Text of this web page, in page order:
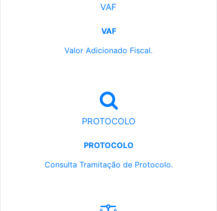
VAF
VAF
Valor Adicionado Fiscal.
PROTOCOLO
PROTOCOLO
Consulta Tramitação de Protocolo.